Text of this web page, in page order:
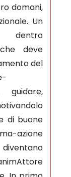
domani,
Un
dentro
deve
del
di buone
azione